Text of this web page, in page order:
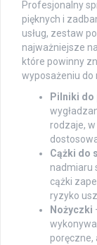
Profesjonalny
pięknych i
usług, zestaw
najważniejsze
które powinny
wyposażeniu do
Pilniki do
rodzaje,
Cążki do
nadmiaru
cążki
ryzyko
Nożyczki
poręczne,